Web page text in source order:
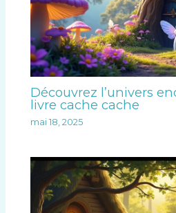
Découvrez l’univers
livre cache cache
mai 18, 2025